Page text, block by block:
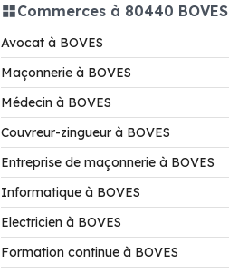
Commerces à 80440 BOVES
Avocat à BOVES
Maçonnerie à BOVES
Médecin à BOVES
Couvreur-zingueur à BOVES
Entreprise de maçonnerie à BOVES
Informatique à BOVES
Electricien à BOVES
Formation continue à BOVES